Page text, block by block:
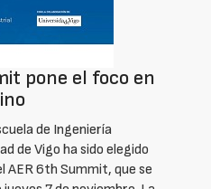
pone el foco en
de Ingeniería
de Vigo ha sido elegido
AER 6th Summit, que se